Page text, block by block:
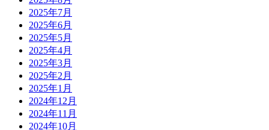
2025年7月
2025年6月
2025年5月
2025年4月
2025年3月
2025年2月
2025年1月
2024年12月
2024年11月
2024年10月